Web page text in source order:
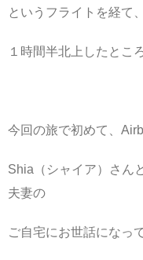
というフライトを経て
１時間半北上したとこ
今回の旅で初めて、
Shia（シャイア）さん
夫妻の
ご自宅にお世話になっ